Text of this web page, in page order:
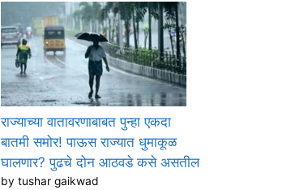
राज्याच्या वातावरणाबाबत पुन्हा एकदा
बातमी समोर! पाऊस राज्यात धुमाकूळ
घालणार? पुढचे दोन आठवडे कसे असतील
by tushar gaikwad